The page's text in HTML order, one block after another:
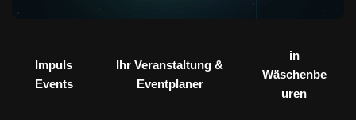
Impuls
Events
Ihr Veranstaltung &
Eventplaner
in
Wäschenbe
uren